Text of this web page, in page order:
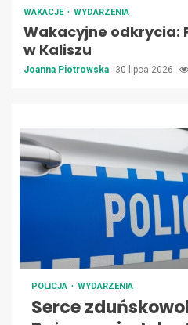
WAKACJE WYDARZENIA
Wakacyjne odkrycia:
w Kaliszu
Joanna Piotrowska 30 lipca 2026
POLICJA WYDARZENIA
Serce